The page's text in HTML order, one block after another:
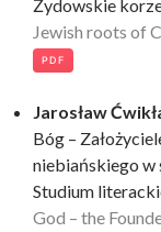
Żydowskie
Jewish roots of
PDF
Jarosław
Bóg –
niebiańskiego w
Studium
God – the